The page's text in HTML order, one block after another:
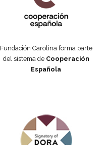
Fundación Carolina forma parte
del sistema de Cooperación
Española